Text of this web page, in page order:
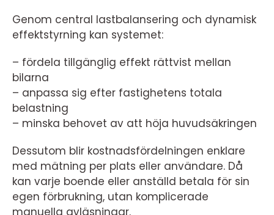
Genom central lastbalansering och dynamisk
effektstyrning kan systemet:
– fördela tillgänglig effekt rättvist mellan
bilarna
– anpassa sig efter fastighetens totala
belastning
– minska behovet av att höja huvudsäkringen
Dessutom blir kostnadsfördelningen enklare
med mätning per plats eller användare. Då
kan varje boende eller anställd betala för sin
egen förbrukning, utan komplicerade
manuella avläsningar.